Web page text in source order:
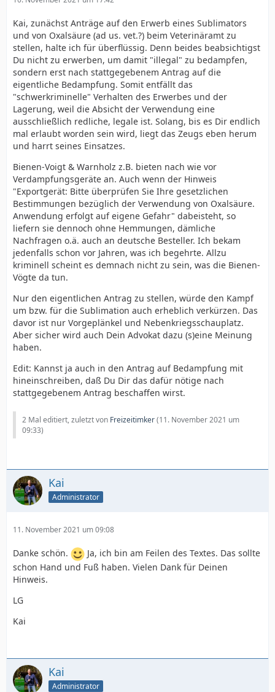
Kai, zunächst Anträge auf den Erwerb eines Sublimators
und von Oxalsäure (ad us. vet.?) beim Veterinäramt zu
stellen, halte ich für überflüssig. Denn beides beabsichtigst
Du nicht zu erwerben, um damit "illegal" zu bedampfen,
sondern erst nach stattgegebenem Antrag auf die
eigentliche Bedampfung. Somit entfällt das
"schwerkriminelle" Verhalten des Erwerbes und der
Lagerung, weil die Absicht der Verwendung eine
ausschließlich redliche, legale ist. Solang, bis es Dir endlich
mal erlaubt worden sein wird, liegt das Zeugs eben herum
und harrt seines Einsatzes.
Bienen-Voigt & Warnholz z.B. bieten nach wie vor
Verdampfungsgeräte an. Auch wenn der Hinweis
"Exportgerät: Bitte überprüfen Sie Ihre gesetzlichen
Bestimmungen bezüglich der Verwendung von Oxalsäure.
Anwendung erfolgt auf eigene Gefahr" dabeisteht, so
liefern sie dennoch ohne Hemmungen, dämliche
Nachfragen o.ä. auch an deutsche Besteller. Ich bekam
jedenfalls schon vor Jahren, was ich begehrte. Allzu
kriminell scheint es demnach nicht zu sein, was die Bienen-
Vögte da tun.
Nur den eigentlichen Antrag zu stellen, würde den Kampf
um bzw. für die Sublimation auch erheblich verkürzen. Das
davor ist nur Vorgeplänkel und Nebenkriegsschauplatz.
Aber sicher wird auch Dein Advokat dazu (s)eine Meinung
haben.
Edit: Kannst ja auch in den Antrag auf Bedampfung mit
hineinschreiben, daß Du Dir das dafür nötige nach
stattgegebenem Antrag beschaffen wirst.
2 Mal editiert, zuletzt von Freizeitimker(11. November 2021 um
09:33)
Kai
Administrator
11. November 2021 um 09:08
Danke schön.
Ja, ich bin am Feilen des Textes. Das sollte
schon Hand und Fuß haben. Vielen Dank für Deinen
Hinweis.
LG
Kai
Kai
Administrator